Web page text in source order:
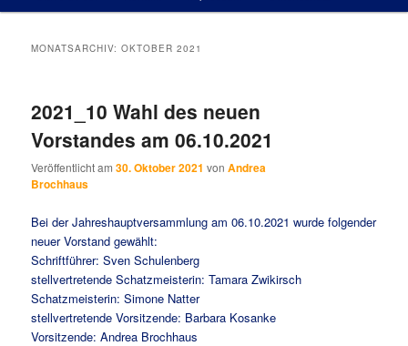
MONATSARCHIV:OKTOBER 2021
2021_10 Wahl des neuen
Vorstandes am 06.10.2021
Veröffentlicht am30. Oktober 2021 vonAndrea
Brochhaus
Bei der Jahreshauptversammlung am 06.10.2021 wurde folgender
neuer Vorstand gewählt:
Schriftführer: Sven Schulenberg
stellvertretende Schatzmeisterin: Tamara Zwikirsch
Schatzmeisterin: Simone Natter
stellvertretende Vorsitzende: Barbara Kosanke
Vorsitzende: Andrea Brochhaus